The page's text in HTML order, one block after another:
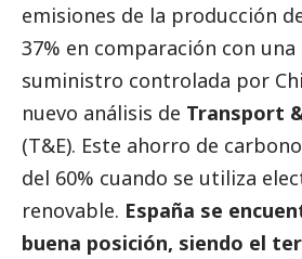
emisiones de la producción
37% en comparación con una
suministro controlada por
nuevo análisis de Transport
(T&E). Este ahorro de
del 60% cuando se utiliza
renovable. España se
buena posición, siendo el